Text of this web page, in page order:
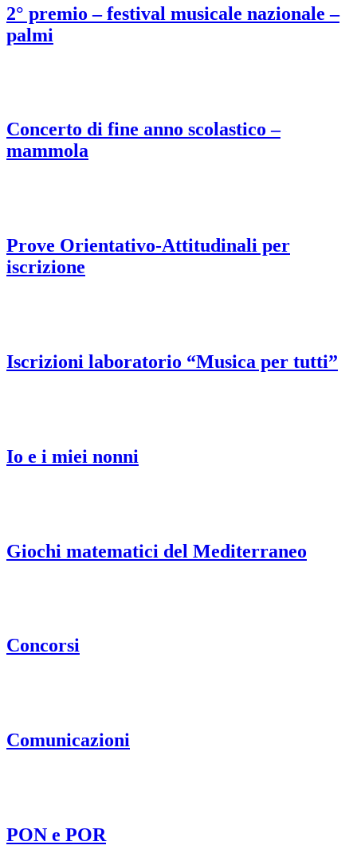
2° premio – festival musicale nazionale –
palmi
Concerto di fine anno scolastico –
mammola
Prove Orientativo-Attitudinali per
iscrizione
Iscrizioni laboratorio “Musica per tutti”
Io e i miei nonni
Giochi matematici del Mediterraneo
Concorsi
Comunicazioni
PON e POR